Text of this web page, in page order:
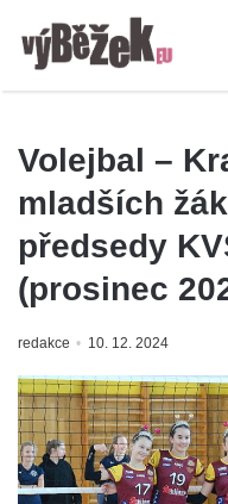
Volejbal –
mladších
předsedy
(prosinec
redakce 10. 12. 2024